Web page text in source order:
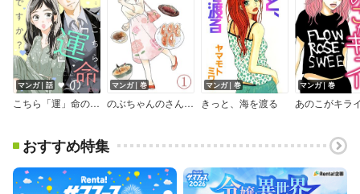
マンガ｜話
こちら「運」命の恋ですか？
マンガ｜巻
のぶちゃんのさんぽごはん
マンガ｜巻
きっと、海を渡る
マンガ｜巻
あのこがキラ
おすすめ特集